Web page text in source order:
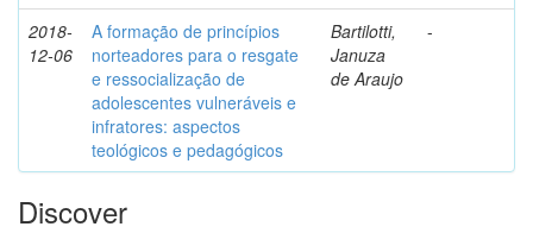
2018-
12-06
A formação de princípios
norteadores para o resgate
e ressocialização de
adolescentes vulneráveis e
infratores: aspectos
teológicos e pedagógicos
Bartilotti,
Januza
de Araujo
-
Discover